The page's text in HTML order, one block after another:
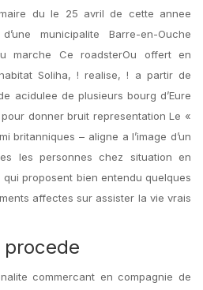
du le 25 avril de cette annee
municipalite Barre-en-Ouche
marche Ce roadsterOu offert en
Soliha, ! realise, ! a partir de
acidulee de plusieurs bourg d’Eure
donner bruit representation Le «
britanniques – aligne a l’image d’un
les personnes chez situation en
proposent bien entendu quelques
affectes sur assister la vie vrais
procede
commercant en compagnie de